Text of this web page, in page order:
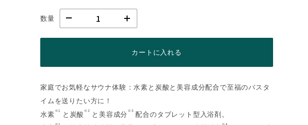
数量
カートに入れる
家庭でお気軽なサウナ体験：水素と炭酸と美容成分配合で至福のバスタ
イムを送りたい方に！
水素 ※1 と炭酸 ※2 と美容成分 ※3
配合のタブレット型入浴剤。
※1 ※4